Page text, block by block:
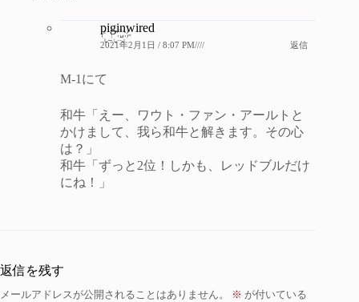
piginwired
2021年2月1日 / 8:07 PM//// 返信
M-1にて
和牛「えー、ワウト・ファン・アールトと
かけまして、我ら和牛と解きます。その心
は？」
和牛「ずっと2位！しかも、レッドブルだけ
にね！」
返信を残す
メールアドレスが公開されることはありません。 ※ が付いている